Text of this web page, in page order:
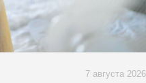
7 августа 2026